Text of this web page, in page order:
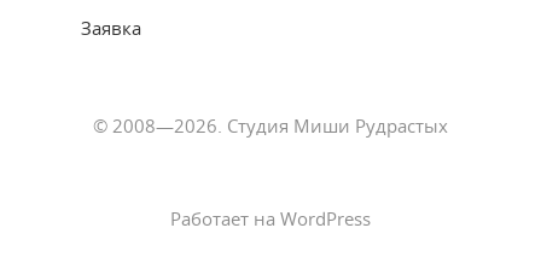
Заявка
© 2008—2026. Студия Миши Рудрастых
Работает на WordPress